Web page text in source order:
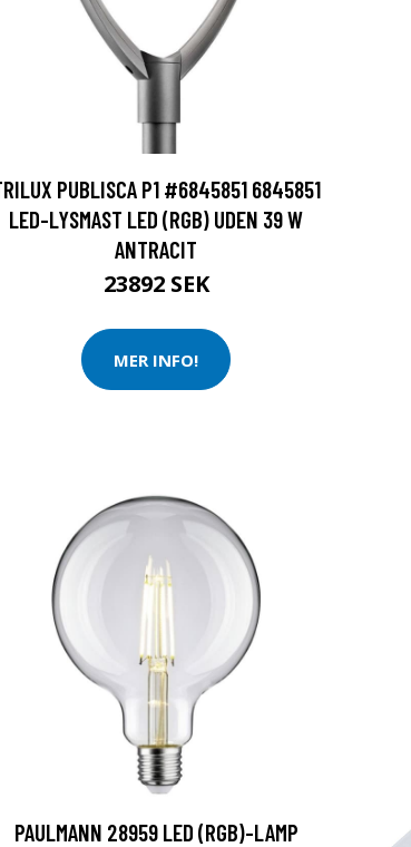
PUBLISCA P1 #6845851 6845851
LED-LYSMAST LED (RGB) UDEN 39 W
ANTRACIT
23892 SEK
MER INFO!
PAULMANN 28959 LED (RGB)-LAMP